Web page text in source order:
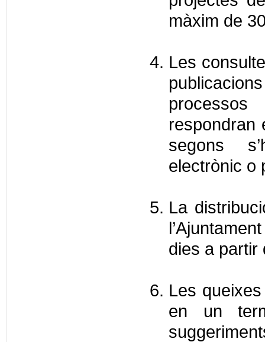
màxim de
Les
respondran
segons
electrònic o
La
dies a partir
Les
en un